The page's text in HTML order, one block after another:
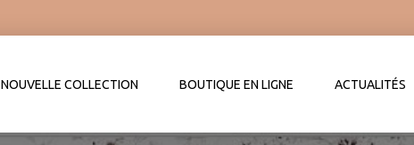
NOUVELLE COLLECTION BOUTIQUE EN LIGNE ACTUALITÉS